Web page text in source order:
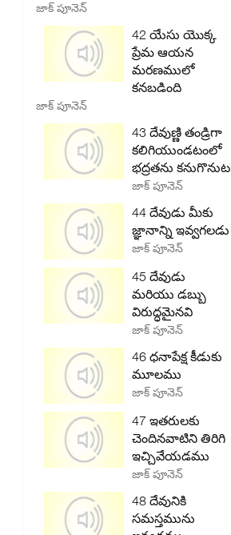
జాక్ పూనెన్
42 యేసు యొక్క
ప్రేమ ఆయన
మరణములో
కనబడింది
జాక్ పూనెన్
43 దేవుణ్ణి తండ్రిగా
కలిగియుండటంలో
భద్రతను కనుగొనుట
జాక్ పూనెన్
44 దేవుడు మీకు
జ్ఞానాన్ని ఇవ్వగలడు
జాక్ పూనెన్
45 దేవుడు
మరియు డబ్బు
విరుద్ధమైనవి
జాక్ పూనెన్
46 ధనాపేక్ష కీడుకు
మూలము
జాక్ పూనెన్
47 ఇతరులకు
చెందినవాటిని తిరిగి
ఇచ్చివేయడము
జాక్ పూనెన్
48 దేవునికి
సమస్తమును